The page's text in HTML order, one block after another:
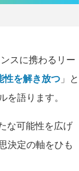
スに携わるリー
性を解き放つ 」と
語ります。
な可能性を広げ
決定の軸をひも